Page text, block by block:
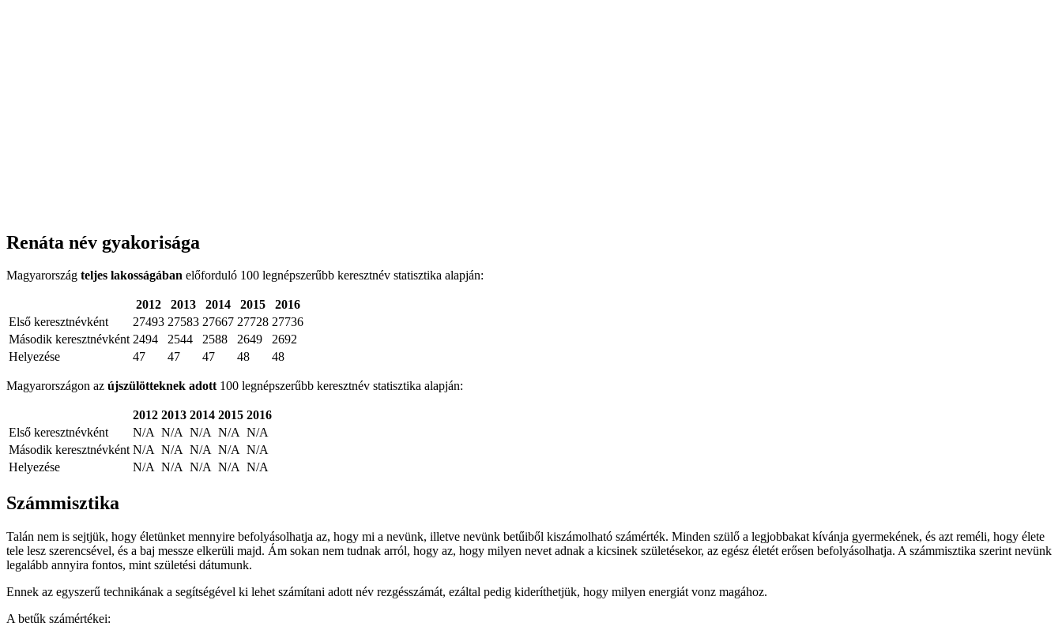
Renáta név gyakorisága
Magyarország teljes lakosságában előforduló 100 legnépszerűbb keresztnév statisztika alapján:
2012 2013 2014 2015
2016
Első keresztnévként
27493 27583 27667 27728 27736
Második keresztnévként 2494 2544 2588 2649
2692
Helyezése
47 47 47 48 48
Magyarországon az újszülötteknek adott100 legnépszerűbb keresztnév statisztika alapján:
2012 2013 2014 2015 2016
Első keresztnévként
N/A N/A N/A N/A N/A
Második keresztnévként N/A N/A N/A N/A N/A
Helyezése
N/A N/A N/A N/A N/A
Számmisztika
Talán nem is sejtjük, hogy életünket mennyire befolyásolhatja az, hogy mi a nevünk, illetve nevünk betűiből kiszámolható számérték. Minden szülő a legjobbakat kívánja gyermekének, és azt reméli, hogy élete
tele lesz szerencsével, és a baj messze elkerüli majd. Ám sokan nem tudnak arról, hogy az, hogy milyen nevet adnak a kicsinek születésekor, az egész életét erősen befolyásolhatja. A számmisztika szerint nevünk
legalább annyira fontos, mint születési dátumunk.
Ennek az egyszerű technikának a segítségével ki lehet számítani adott név rezgésszámát, ezáltal pedig kideríthetjük, hogy milyen energiát vonz magához.
A betűk számértékei: